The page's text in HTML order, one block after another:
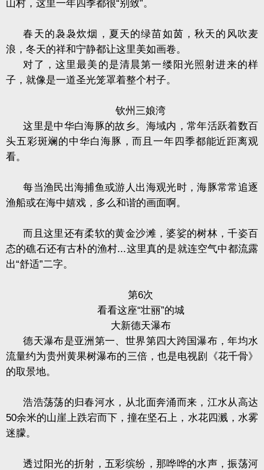
山村，这里一年四季都很“别致”。
春天的袅袅炊烟，夏天的绿苗如茵，秋天的风吹麦
浪，冬天的祥和宁静都让这里美如画卷。
对了，这里最美的是清晨第一缕阳光照射进来的样
子，就像是一道圣光笼罩着整个村子。
钦州三娘湾
这里是中华白海豚的故乡。海域内，常年活跃着数百
头五彩斑斓的中华白海豚，而且一年四季都能近距离观
看。
每当渔民出海捕鱼或游人出海观光时，海豚常常追逐
渔船或在海中嬉戏，多么和谐的画面啊。
而且这里还有柔软的黄金沙滩，婆娑的树林，千姿百
态的礁石还有古朴的渔村...这里真的是就连空气中都流露
出“舒适”二字。
第6次
看看这座“壮丽”的城
大新德天瀑布
德天瀑布是亚洲第一、世界第四大跨国瀑布，年均水
流量约为贵州黄果树瀑布的三倍，也是电视剧《花千骨》
的取景地。
浩浩荡荡的归春河水，从北面奔涌而来，江水从高达
50余米的山崖上跌宕而下，撞在坚石上，水花四溅，水雾
迷朦。
透过阳光的折射，五彩缤纷，那哗哗的水声，振荡河